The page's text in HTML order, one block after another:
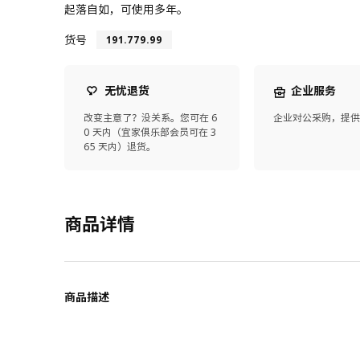
起落自如，可使用多年。
货号
191.779.99
无忧退货
改变主意了？没关系。您可在 6
0 天内（宜家俱乐部会员可在 3
65 天内）退货。
企业服务
企业对公采购，提
商品详情
商品描述